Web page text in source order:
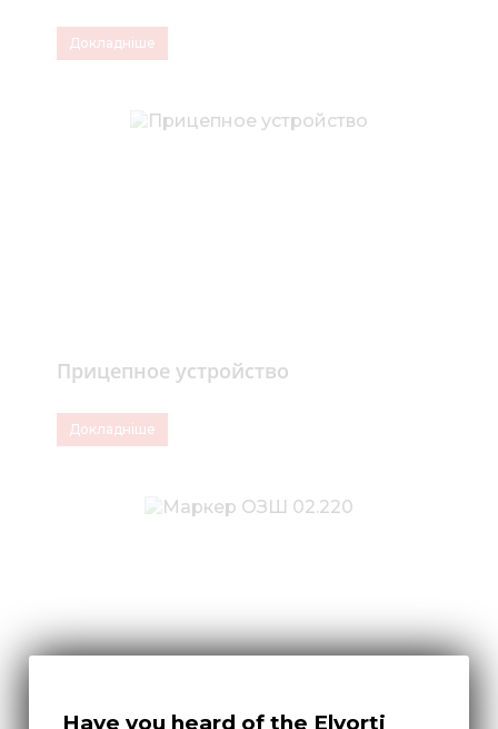
Докладніше
Прицепное устройство
Докладніше
Have you heard of the Elvorti